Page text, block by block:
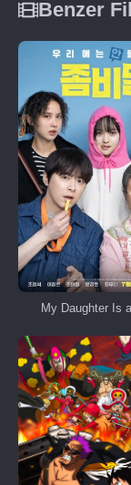
Benzer
My Daughter Is